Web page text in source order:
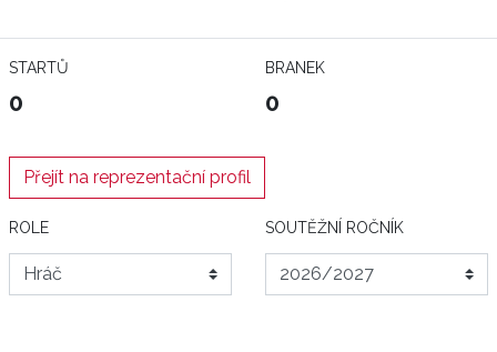
STARTŮ
0
BRANEK
0
Přejít na reprezentační profil
ROLE SOUTĚŽNÍ ROČNÍK